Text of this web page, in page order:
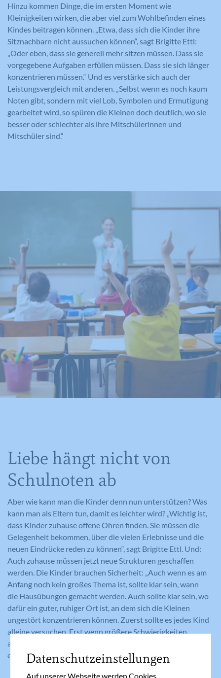
Hinzu kommen Dinge, die im ersten Moment wie
Kleinigkeiten wirken, die aber viel zum Wohlbefinden eines
Kindes beitragen können. „Etwa, dass sich die Kinder ihre
Sitznachbarn nicht aussuchen können“, sagt Brigitte Ettl:
„Oder eben, dass sie generell mehr sitzen müssen. Dass sie
vorgegebene Aufgaben erfüllen müssen. Dass sie sich länger
konzentrieren müssen.“ Und es verstärke sich auch der
Leistungsvergleich mit anderen. „Selbst wenn es noch kaum
Noten gibt, sondern mit viel Lob, Symbolen und Ermutigung
gearbeitet wird, so spüren die Kleinen doch deutlich, wo sie
besser oder schlechter als ihre Mitschülerinnen und
Mitschüler sind.“
Liebe hängt nicht von
Schulnoten ab
Aber wie kann man die Kinder denn nun unterstützen? Was
kann man als Eltern tun, damit es leichter wird? „Wichtig ist,
dass Kinder zuhause offene Ohren finden. Sie müssen die
Gelegenheit bekommen, über die vielen Erlebnisse und die
neuen Eindrücke reden zu können“, sagt Brigitte Ettl. Und:
Auch zuhause müssen jetzt neue Strukturen geschaffen
werden. Die Kinder brauchen Sicherheit: „Auch wenn es am
Anfang noch kein großes Thema ist, sollte klar sein, wann
die Hausübungen gemacht werden. Auch sollte klar sein, wo
dafür ein guter, ruhiger Ort ist, an dem sich die Kleinen
ungestört konzentrieren können. Zuerst sollte es jedes Kind
alleine versuchen. Erst wenn größere Schwierigkeiten
auftauchen, kann es sinnvoll sein, unterstützend und
ermutigend zu erklären.“
Datenschutzeinstellungen
Auf unserer Webseite werden Cookies